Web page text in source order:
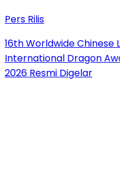
Pers Rilis
16th Worldwide Chinese
International Dragon
2026 Resmi Digelar